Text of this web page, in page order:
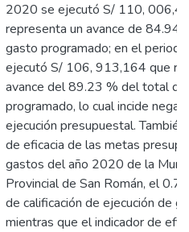
2020 se ejecutó S/ 110,
representa un avance de 84.94
gasto programado; en el
ejecutó S/ 106, 913,164 que
avance del 89.23 % del total
programado, lo cual incide
ejecución presupuestal.
de eficacia de las metas
gastos del año 2020 de la
Provincial de San Román, el
de calificación de ejecución de
mientras que el indicador de